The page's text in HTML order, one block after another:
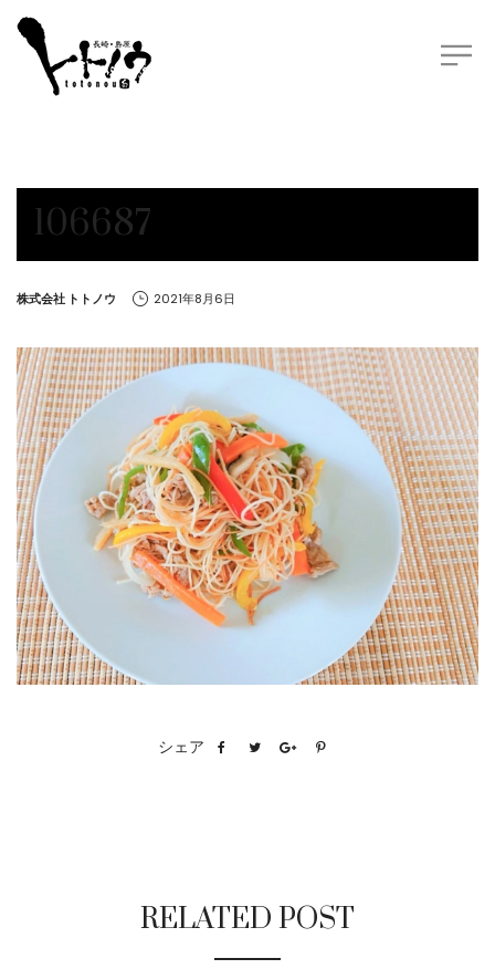
106687
by
株式会社 トトノウ 2021年8月6日
シェア
RELATED POST